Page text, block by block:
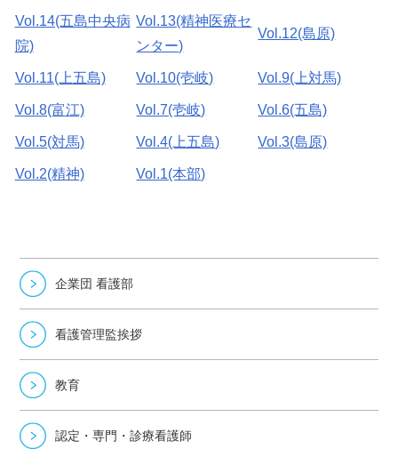
Vol.14(五島中央病
院)
Vol.13(精神医療セ
ンター)
Vol.12(島原)
Vol.11(上五島) Vol.10(壱岐) Vol.9(上対馬)
Vol.8(富江) Vol.7(壱岐) Vol.6(五島)
Vol.5(対馬) Vol.4(上五島) Vol.3(島原)
Vol.2(精神) Vol.1(本部)
企業団 看護部
看護管理監挨拶
教育
認定・専門・診療看護師